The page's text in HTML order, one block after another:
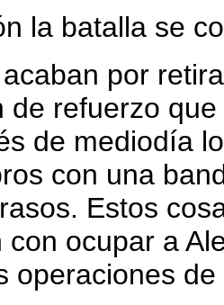
la batalla se
por
de refuerzo
de mediodía
con una
Estos
con ocupar a
operaciones